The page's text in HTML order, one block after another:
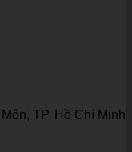
TP. Hồ Chí Minh